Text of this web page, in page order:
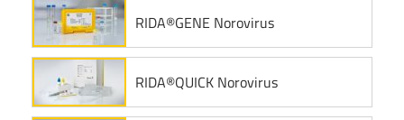
RIDA®GENE Norovirus
RIDA®QUICK Norovirus